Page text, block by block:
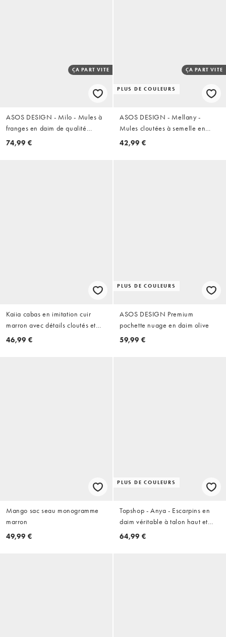
ÇA PART VITE
ASOS DESIGN - Milo - Mules à
franges en daim de qualité
supérieure - Olive
74,99 €
PLUS DE COULEURS
ÇA PART VITE
ASOS DESIGN - Mellany -
Mules cloutées à semelle en
suédine - Noir
42,99 €
Kaiia cabas en imitation cuir
marron avec détails cloutés et
finitions argentées, exclusivité
46,99 €
PLUS DE COULEURS
ASOS DESIGN Premium
pochette nuage en daim olive
59,99 €
Mango sac seau monogramme
marron
49,99 €
PLUS DE COULEURS
Topshop - Anya - Escarpins en
daim véritable à talon haut et
bride arrière - Olive
64,99 €